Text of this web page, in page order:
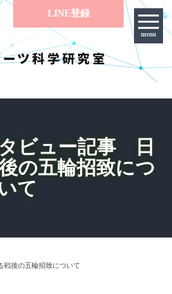
menu
LINE登録
ビュー記事 日
の五輪招致につ
て
後の五輪招致について